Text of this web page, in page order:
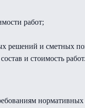
работ;
решений и сметных
и стоимость работ.